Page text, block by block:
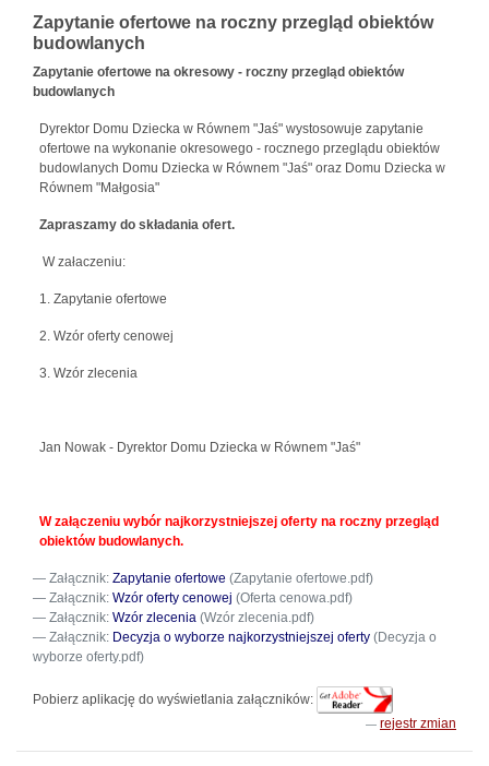
Zapytanie ofertowe na roczny przegląd obiektów
budowlanych
Zapytanie ofertowe na okresowy - roczny przegląd obiektów
budowlanych
Dyrektor Domu Dziecka w Równem "Jaś" wystosowuje zapytanie
ofertowe na wykonanie okresowego - rocznego przeglądu obiektów
budowlanych Domu Dziecka w Równem "Jaś" oraz Domu Dziecka w
Równem "Małgosia"
Zapraszamy do składania ofert.
W załaczeniu:
1. Zapytanie ofertowe
2. Wzór oferty cenowej
3. Wzór zlecenia
Jan Nowak - Dyrektor Domu Dziecka w Równem "Jaś"
W załączeniu wybór najkorzystniejszej oferty na roczny przegląd
obiektów budowlanych.
Załącznik: Zapytanie ofertowe (Zapytanie ofertowe.pdf)
Załącznik: Wzór oferty cenowej (Oferta cenowa.pdf)
Załącznik: Wzór zlecenia (Wzór zlecenia.pdf)
Załącznik: Decyzja o wyborze najkorzystniejszej oferty (Decyzja o
wyborze oferty.pdf)
Pobierz aplikację do wyświetlania załączników:
rejestr zmian